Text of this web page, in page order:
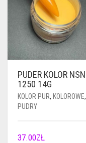
PUDER KOLOR NSN
1250 14G
KOLOR PUR, KOLOROWE,
PUDRY
37.00ZŁ